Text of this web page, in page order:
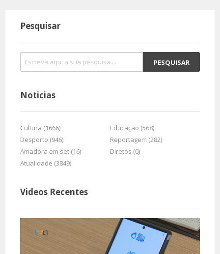
Pesquisar
Noticias
Cultura (1666)
Educação (568)
Desporto (946)
Reportagem (282)
Amadora em set (16)
Diretos (0)
Atualidade (3849)
Videos Recentes